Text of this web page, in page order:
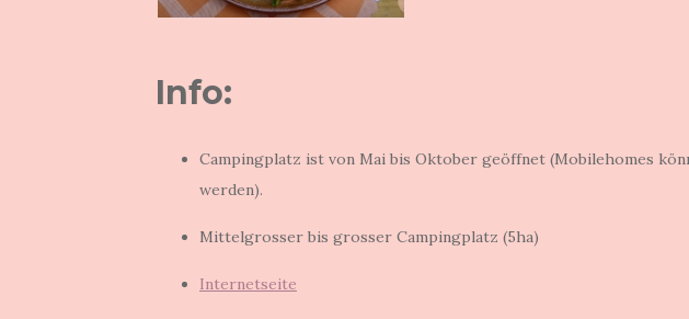
Info:
Campingplatz ist von Mai bis Oktober geöffnet (Mobilehomes
werden).
Mittelgrosser bis grosser Campingplatz (5ha)
Internetseite